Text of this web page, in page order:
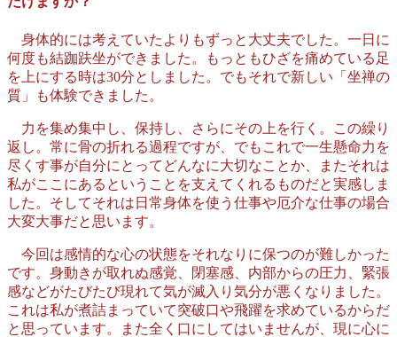
身体的には考えていたよりもずっと大丈夫でした。一日に
何度も結跏趺坐ができました。もっともひざを痛めている足
を上にする時は30分としました。でもそれで新しい「坐禅の
質」も体験できました。
力を集め集中し、保持し、さらにその上を行く。この繰り
返し。常に骨の折れる過程ですが、でもこれで一生懸命力を
尽くす事が自分にとってどんなに大切なことか、またそれは
私がここにあるということを支えてくれるものだと実感しま
した。そしてそれは日常身体を使う仕事や厄介な仕事の場合
大変大事だと思います。
今回は感情的な心の状態をそれなりに保つのが難しかった
です。身動きが取れぬ感覚、閉塞感、内部からの圧力、緊張
感などがたびたび現れて気が滅入り気分が悪くなりました。
これは私が煮詰まっていて突破口や飛躍を求めているからだ
と思っています。また全く口にしてはいませんが、現に心に